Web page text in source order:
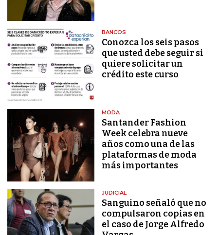
BANCOS
Conozca los seis pasos
que usted debe seguir si
quiere solicitar un
crédito este curso
MODA
Santander Fashion
Week celebra nueve
años como una de las
plataformas de moda
más importantes
JUDICIAL
Sanguino señaló que no
compulsaron copias en
el caso de Jorge Alfredo